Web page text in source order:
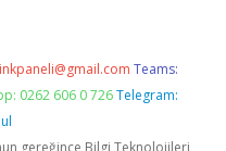
Teams:
0262 606 0 726 Telegram:
gereğince Bilgi Teknolojileri